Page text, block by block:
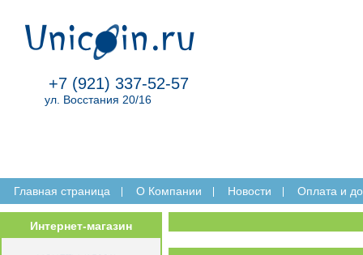
+7 (921) 337-52-57
ул. Восстания 20/16
Главная страница O Компании Новости Оплата и
Интернет-магазин